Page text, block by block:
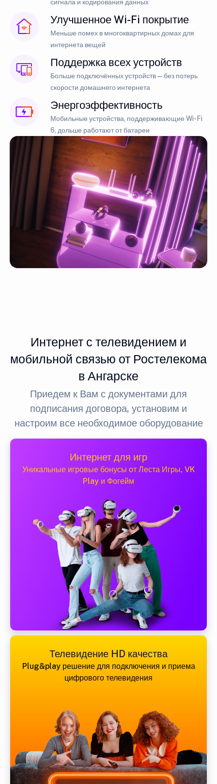
сигнала и кодирования данных
Улучшенное Wi-Fi покрытие
Меньше помех в многоквартирных домах для
интернета вещей
Поддержка всех устройств
Больше подключённых устройств — без потерь
скорости домашнего интернета
Энергоэффективность
Мобильные устройства, поддерживающие Wi-Fi
6, дольше работают от батареи
Интернет с телевидением и
мобильной связью от Ростелекома
в Ангарске
Приедем к Вам с документами для
подписания договора, установим и
настроим все необходимое оборудование
Интернет для игр
Уникальные игровые бонусы от Леста Игры, VK
Play и Фогейм
Телевидение HD качества
Plug&play решение для подключения и приема
цифрового телевидения